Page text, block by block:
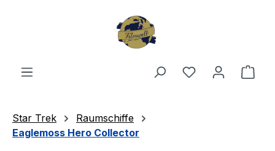
Du hast 0
Star Trek
Raumschiffe
Eaglemoss Hero Collector